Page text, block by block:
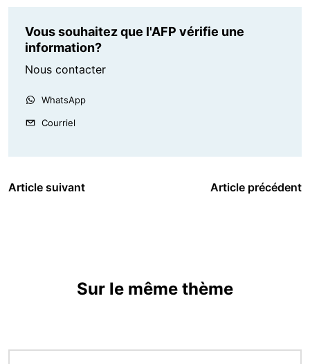
Vous souhaitez que l'AFP vérifie une
information?
Nous contacter
WhatsApp
Courriel
Article suivant Article précédent
Sur le même thème